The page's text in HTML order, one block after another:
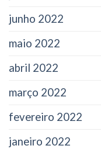
junho 2022
maio 2022
abril 2022
março 2022
fevereiro 2022
janeiro 2022